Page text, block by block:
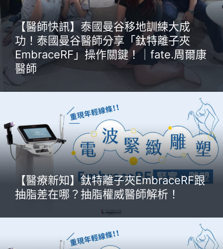
【醫師快訊】泰國曼谷移地訓練大成
功！泰國曼谷醫師分享「鈦特離子夾
EmbraceRF」操作關鍵！｜fate.周爾康
醫師
【醫療新知】鈦特離子夾EmbraceRF跟
抽脂差在哪？抽脂權威醫師解析！